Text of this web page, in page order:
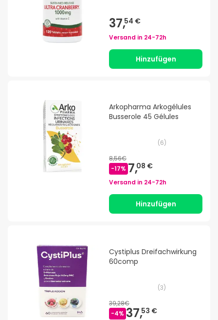
37,54 €
Versand in 24-72h
Hinzufügen
Arkopharma Arkogélules
Busserole 45 Gélules
(6)
8,56€
-17% 7,08 €
Versand in 24-72h
Hinzufügen
Cystiplus Dreifachwirkung
60comp
(3)
39,28€
-4% 37,53 €